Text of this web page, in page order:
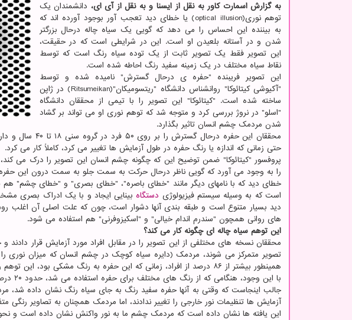
به گزارش اسمارت کاور به نقل از ایسنا و به نقل از آی ای، دانشمندان یک
توهم نوری(optical illusion) یا خطای دید تعجب آور بوجود آورده اند که
به بیننده این احساس را می دهد که گویی یک سیاه چاله درحال بزرگتر
شدن و در آستانه بلعیدن او است. این در شرایطی است که در حقیقت،
این تصویر فقط یک تصویر ثابت از یک توده سیاه رنگ است که توسط
نقاط سیاه مختلف در یک زمینه سفید رنگ احاطه شده است.
این تصویر فریبنده "حفره ی درحال گسترش" نامیده شده و توسط
"آکیوشی کیتائوکا" روانشناس دانشگاه "ریتسومیکان"(Ritsumeikan) در ژاپن
ساخته شده است. "کیتائوکا" این تصویر را با تیمی از محققان دانشگاه
"اسلو" در نروژ بررسی کرد و متوجه شد که توهم نوری او می تواند بر گشاد
شدن مردمک چشم انسان تاثیر بگذارد.
محققان این حفره
حتی زمانی که اندازه یا رنگ حفره در طول آزمایش ها تغییر می کرد، کاملاً کار می کرد.
پروفسور "کیتائوکا" ضمن توضیح این که چگونه چشم انسان این تصویر را درک می
را به وجود می آورد که گویی ناظر درحال حرکت به سمت جلو به سمت درون این
خطای دید که با نامهای دیگر مانند "خطای باصره"، "خطای بصری" و "خطای
است که به وسیله سیستم فیزیولوژی دستگاه بینایی ایجاد و با یک ادراک بصری
دید بسیار متنوع است و طبقه بندی آنها دشوار است، چون که علت اصلی آن اغلب
های روانی همچون "سندرم اندام خیالی" و "اسکیزوفرنی" هم استفاده می شود.
این توهم سیاه چاله ای چگونه کار می کند؟
محققان نسخه های مختلفی از این تصویر را در مقابل افراد مورد آزمایش قرار
تصویر متمرکز می شوند، مردمک (دایره سیاه کوچک در چشم انسان که میزان
همینطور بیشتر از ۸۶ درصد از افراد، زمانی که این حفره به رنگ مشکی بود، این توهم را جذاب تر احساس می کردند.
با این وجود، هنگامی که از رنگ های مختلف برای حفره استفاده می شد، حدود ۲۰ درصد افراد نمی توانستند این توهم را ببینند.
جالب اینجاست که وقتی به آنها حفره سفید رنگ به جای سیاه رنگ نشان داده شد،
آزمایش ها تنظیمات نور خارجی را تغییر ندادند، اما مردمک همچنان به تصاویر رنگی
این یافته ها نشان داده است که مردمک چشم ما به نور واکنش نشان داده است و